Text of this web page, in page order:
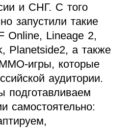
и СНГ. С того
запустили такие
Online, Lineage 2,
Planetside2, а также
игры, которые
аудитории.
подготавливаем
самостоятельно: